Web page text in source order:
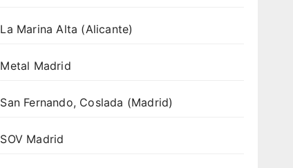
La Marina Alta (Alicante)
Metal Madrid
San Fernando, Coslada (Madrid)
SOV Madrid